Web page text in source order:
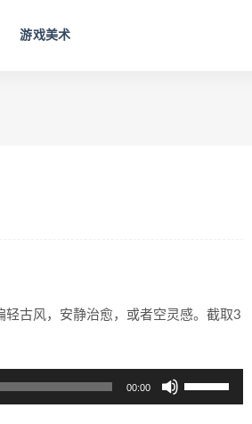
游戏美术
古风，安静治愈，或者空灵感。截取3
00:00